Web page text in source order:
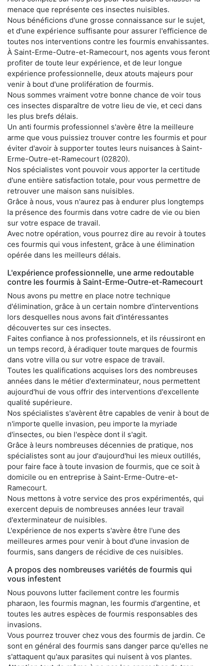
menace que représente ces insectes nuisibles.
Nous bénéficions d'une grosse connaissance sur le sujet,
et d'une expérience suffisante pour assurer l'efficience de
toutes nos interventions contre les fourmis envahissantes.
À Saint-Erme-Outre-et-Ramecourt, nos agents vous feront
profiter de toute leur expérience, et de leur longue
expérience professionnelle, deux atouts majeurs pour
venir à bout d'une prolifération de fourmis.
Nous sommes vraiment votre bonne chance de voir tous
ces insectes disparaître de votre lieu de vie, et ceci dans
les plus brefs délais.
Un anti fourmis professionnel s'avère être la meilleure
arme que vous puissiez trouver contre les fourmis et pour
éviter d'avoir à supporter toutes leurs nuisances à Saint-
Erme-Outre-et-Ramecourt (02820).
Nos spécialistes vont pouvoir vous apporter la certitude
d'une entière satisfaction totale, pour vous permettre de
retrouver une maison sans nuisibles.
Grâce à nous, vous n'aurez pas à endurer plus longtemps
la présence des fourmis dans votre cadre de vie ou bien
sur votre espace de travail.
Avec notre opération, vous pourrez dire au revoir à toutes
ces fourmis qui vous infestent, grâce à une élimination
opérée dans les meilleurs délais.
L'expérience professionnelle, une arme redoutable
contre les fourmis à Saint-Erme-Outre-et-Ramecourt
Nous avons pu mettre en place notre technique
d'élimination, grâce à un certain nombre d'interventions
lors desquelles nous avons fait d'intéressantes
découvertes sur ces insectes.
Faites confiance à nos professionnels, et ils réussiront en
un temps record, à éradiquer toute marques de fourmis
dans votre villa ou sur votre espace de travail.
Toutes les qualifications acquises lors des nombreuses
années dans le métier d'exterminateur, nous permettent
aujourd'hui de vous offrir des interventions d'excellente
qualité supérieure.
Nos spécialistes s'avèrent être capables de venir à bout de
n'importe quelle invasion, peu importe la myriade
d'insectes, ou bien l'espèce dont il s'agit.
Grâce à leurs nombreuses décennies de pratique, nos
spécialistes sont au jour d'aujourd'hui les mieux outillés,
pour faire face à toute invasion de fourmis, que ce soit à
domicile ou en entreprise à Saint-Erme-Outre-et-
Ramecourt.
Nous mettons à votre service des pros expérimentés, qui
exercent depuis de nombreuses années leur travail
d'exterminateur de nuisibles.
L'expérience de nos experts s'avère être l'une des
meilleures armes pour venir à bout d'une invasion de
fourmis, sans dangers de récidive de ces nuisibles.
A propos des nombreuses variétés de fourmis qui
vous infestent
Nous pouvons lutter facilement contre les fourmis
pharaon, les fourmis magnan, les fourmis d'argentine, et
toutes les autres espèces de fourmis responsables des
invasions.
Vous pourrez trouver chez vous des fourmis de jardin. Ce
sont en général des fourmis sans danger parce qu'elles ne
s'attaquent qu'aux parasites qui nuisent à vos plantes.